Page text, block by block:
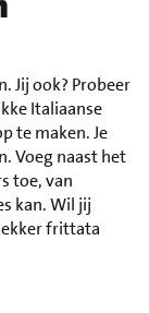
Jij ook? Probeer
Italiaanse
te maken. Je
Voeg naast het
toe, van
kan. Wil jij
frittata